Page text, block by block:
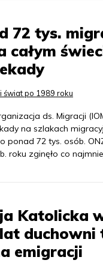
72 tys.
całym
świat po 1989 roku
ds. Migracji
na szlakach
ponad 72 tys. osób.
roku zginęło co
Katolicka
duchowni
emigracji